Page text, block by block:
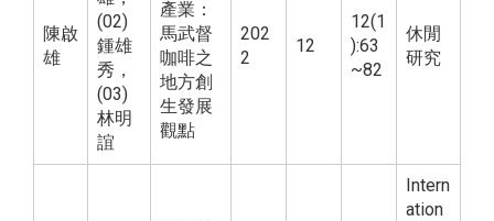
陳啟
雄
(02)
鍾雄
秀，
(03)
林明
誼
產業：
馬武督
咖啡之
地方創
生發展
觀點
202
2
12
12(1
):63
~82
休閒
研究
Intern
ation